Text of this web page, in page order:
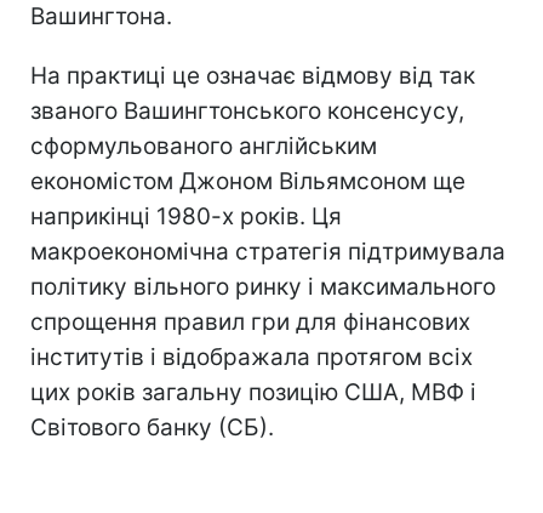
Вашингтона.
На практиці це означає відмову від так
званого Вашингтонського консенсусу,
сформульованого англійським
економістом Джоном Вільямсоном ще
наприкінці 1980-х років. Ця
макроекономічна стратегія підтримувала
політику вільного ринку і максимального
спрощення правил гри для фінансових
інститутів і відображала протягом всіх
цих років загальну позицію США, МВФ і
Світового банку (СБ).